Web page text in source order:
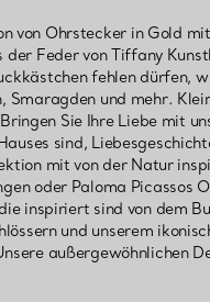
von Ohrstecker in Gold
Feder von Tiffany
fehlen dürfen,
Smaragden und mehr.
Sie Ihre Liebe mit
sind,
mit von der Natur
oder Paloma
inspiriert sind von dem
und unserem
außergewöhnlichen